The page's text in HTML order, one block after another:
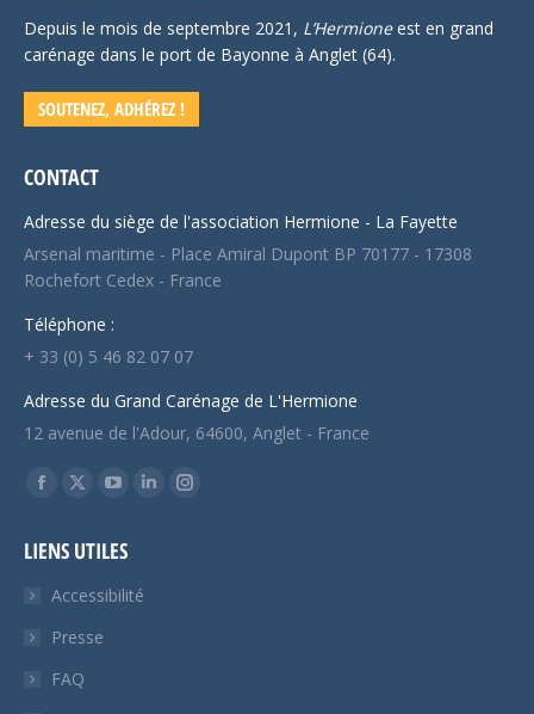
Depuis le mois de septembre 2021, L’Hermioneest en grand
carénage dans le port de Bayonne à Anglet (64).
SOUTENEZ, ADHÉREZ !
CONTACT
Adresse du siège de l'association Hermione - La Fayette
Arsenal maritime - Place Amiral Dupont BP 70177 - 17308
Rochefort Cedex - France
Téléphone :
+ 33 (0) 5 46 82 07 07
Adresse du Grand Carénage de L'Hermione
12 avenue de l'Adour, 64600, Anglet - France
Trouvez nous sur :
Facebook
opens
in
X
opens
in
YouTube
opens
in
LinkedInInstagram
LIENS UTILES
Accessibilité
Presse
FAQ